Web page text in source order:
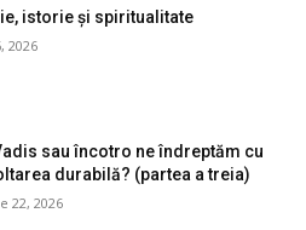
istorie și spiritualitate
2026
sau încotro ne îndreptăm cu
durabilă? (partea a treia)
22, 2026